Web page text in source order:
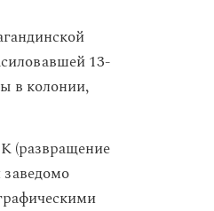
13-
в колонии,
(развращение
заведомо